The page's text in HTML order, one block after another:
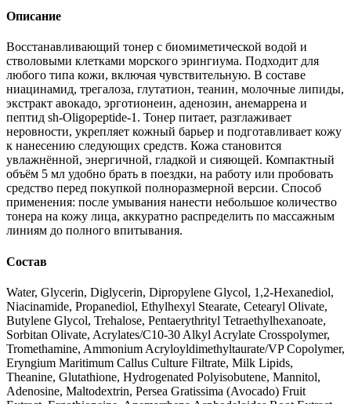
Описание
Восстанавливающий тонер с биомиметической водой и
стволовыми клетками морского эрингиума. Подходит для
любого типа кожи, включая чувствительную. В составе
ниацинамид, трегалоза, глутатион, теанин, молочные липиды,
экстракт авокадо, эрготионеин, аденозин, анемаррена и
пептид sh-Oligopeptide-1. Тонер питает, разглаживает
неровности, укрепляет кожный барьер и подготавливает кожу
к нанесению следующих средств. Кожа становится
увлажнённой, энергичной, гладкой и сияющей. Компактный
объём 5 мл удобно брать в поездки, на работу или пробовать
средство перед покупкой полноразмерной версии. Способ
применения: после умывания нанести небольшое количество
тонера на кожу лица, аккуратно распределить по массажным
линиям до полного впитывания.
Состав
Water, Glycerin, Diglycerin, Dipropylene Glycol, 1,2-Hexanediol,
Niacinamide, Propanediol, Ethylhexyl Stearate, Cetearyl Olivate,
Butylene Glycol, Trehalose, Pentaerythrityl Tetraethylhexanoate,
Sorbitan Olivate, Acrylates/C10-30 Alkyl Acrylate Crosspolymer,
Tromethamine, Ammonium Acryloyldimethyltaurate/VP Copolymer,
Eryngium Maritimum Callus Culture Filtrate, Milk Lipids,
Theanine, Glutathione, Hydrogenated Polyisobutene, Mannitol,
Adenosine, Maltodextrin, Persea Gratissima (Avocado) Fruit